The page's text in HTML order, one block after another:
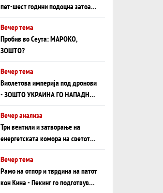
пет-шест години подоцна затоа
што НЕМААТ ВНУЦИ ДА ГИ
ЗАМЕНАТ
Вечер тема
Пробив во Сеута: МАРОКО,
ЗОШТО?
Вечер тема
Виолетова империја под дронови
- ЗОШТО УКРАИНА ГО НАПАДНА
РУСКИОТ WILDBERRIES
Вечер анализа
Три вентили и затворање на
енергетската комора на светот:
Нападот во Суец најавува
глобален енергетски инфаркт?
Вечер тема
Рамо на отпор и тврдина на патот
кон Кина - Пекинг го подготвува